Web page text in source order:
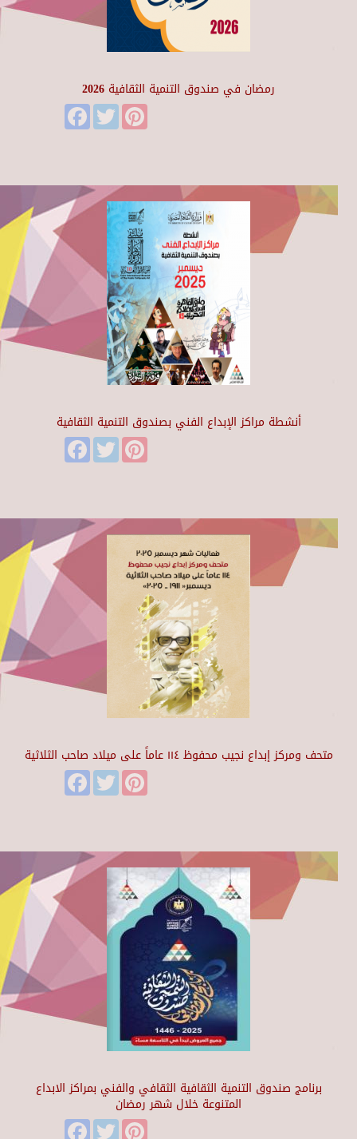
رمضان في صندوق التنمية الثقافية 2026
FacebookTwitter
أنشطة مراكز الإبداع الفني بصندوق التنمية الثقافية
FacebookTwitter
متحف ومركز إبداع نجيب محفوظ ١١٤ عاماً على ميلاد صاحب الثلاثية
FacebookTwitter
برنامج صندوق التنمية الثقافية الثقافي والفني بمراكز الابداع
المتنوعة خلال شهر رمضان
FacebookTwitter